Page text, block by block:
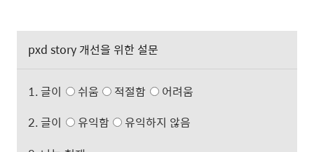
pxd story 개선을 위한 설문
1. 글이 쉬움 적절함
어려움
2. 글이
유익함
유익하지 않음